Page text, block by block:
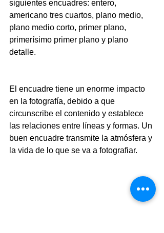
siguientes encuadres: entero,
americano tres cuartos, plano medio,
plano medio corto, primer plano,
primerísimo primer plano y plano
detalle.
El encuadre tiene un enorme impacto
en la fotografía, debido a que
circunscribe el contenido y establece
las relaciones entre líneas y formas. Un
buen encuadre transmite la atmósfera y
la vida de lo que se va a fotografiar.